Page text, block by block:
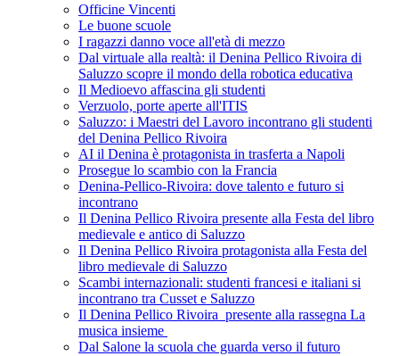
Officine Vincenti
Le buone scuole
I ragazzi danno voce all'età di mezzo
Dal virtuale alla realtà: il Denina Pellico Rivoira di
Saluzzo scopre il mondo della robotica educativa
Il Medioevo affascina gli studenti
Verzuolo, porte aperte all'ITIS
Saluzzo: i Maestri del Lavoro incontrano gli studenti
del Denina Pellico Rivoira
AI il Denina è protagonista in trasferta a Napoli
Prosegue lo scambio con la Francia
Denina-Pellico-Rivoira: dove talento e futuro si
incontrano
Il Denina Pellico Rivoira presente alla Festa del libro
medievale e antico di Saluzzo
Il Denina Pellico Rivoira protagonista alla Festa del
libro medievale di Saluzzo
Scambi internazionali: studenti francesi e italiani si
incontrano tra Cusset e Saluzzo
Il Denina Pellico Rivoira presente alla rassegna La
musica insieme
Dal Salone la scuola che guarda verso il futuro